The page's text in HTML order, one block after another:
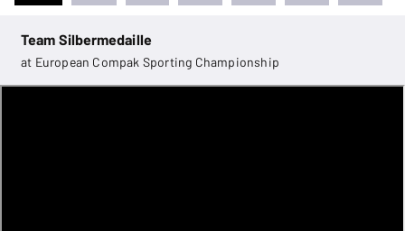
Team Silbermedaille
at European Compak Sporting Championship